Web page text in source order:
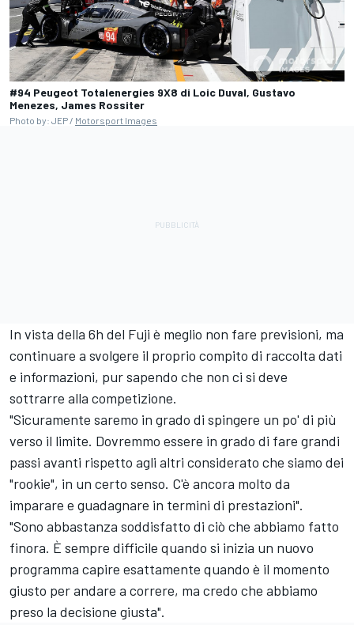
#94 Peugeot Totalenergies 9X8 di Loic Duval, Gustavo
Menezes, James Rossiter
Photo by: JEP / Motorsport Images
In vista della 6h del Fuji è meglio non fare previsioni, ma
continuare a svolgere il proprio compito di raccolta dati
e informazioni, pur sapendo che non ci si deve
sottrarre alla competizione.
"Sicuramente saremo in grado di spingere un po' di più
verso il limite. Dovremmo essere in grado di fare grandi
passi avanti rispetto agli altri considerato che siamo dei
"rookie", in un certo senso. C'è ancora molto da
imparare e guadagnare in termini di prestazioni".
"Sono abbastanza soddisfatto di ciò che abbiamo fatto
finora. È sempre difficile quando si inizia un nuovo
programma capire esattamente quando è il momento
giusto per andare a correre, ma credo che abbiamo
preso la decisione giusta".